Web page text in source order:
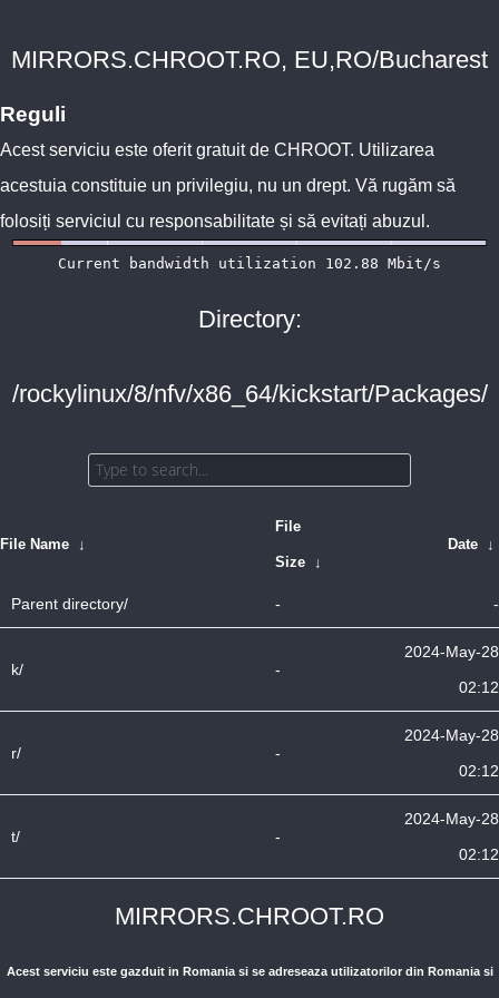
MIRRORS.CHROOT.RO, EU,RO/Bucharest
Reguli
Acest serviciu este oferit gratuit de CHROOT. Utilizarea
acestuia constituie un privilegiu, nu un drept. Vă rugăm să
folosiți serviciul cu responsabilitate și să evitați abuzul.
Directory:
/rockylinux/8/nfv/x86_64/kickstart/Packages/
File Name ↓
File
Size ↓
Date ↓
Parent directory/ - -
k/ -
2024-May-28
02:12
r/ -
2024-May-28
02:12
t/ -
2024-May-28
02:12
MIRRORS.CHROOT.RO
Acest serviciu este gazduit in Romania si se adreseaza utilizatorilor din Romania si